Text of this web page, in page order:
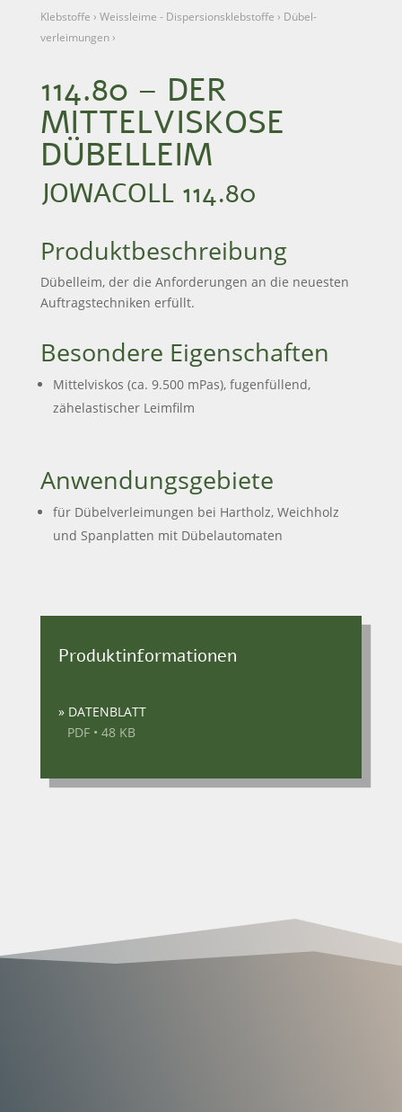
Klebstoffe › Weissleime - Dispersions­klebstoffe › Dübel­
verleimungen›
114.80 – DER
MITTEL­VISKOSE
DÜBEL­LEIM
JOWACOLL 114.80
Produktbeschreibung
Dübelleim, der die Anforderungen an die neuesten
Auftragstechniken erfüllt.
Besondere Eigenschaften
Mittelviskos (ca. 9.500 mPas), fugenfüllend,
zähelastischer Leimfilm
Anwendungsgebiete
für Dübelverleimungen bei Hartholz, Weichholz
und Spanplatten mit Dübelautomaten
Produktinformationen
» DATENBLATT
PDF • 48 KB